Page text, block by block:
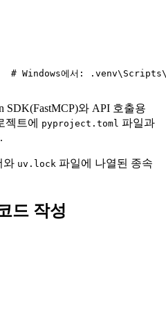
Windows에서:
SDK(FastMCP)와 API 호출용
젝트에
pyproject.toml 파일과
와 uv.lock 파일에 나열된 종속
드 작성